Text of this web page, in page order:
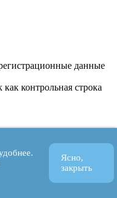
данные
контрольная строка
время ответим вам.
Ясно,
закрыть